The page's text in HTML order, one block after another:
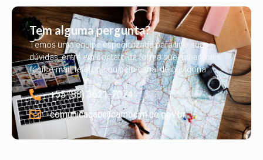
Tem alguma pergunta?
Temos uma equipe especializada para tirar suas
dúvidas, entre em contato da forma que achar mais
fácil, e-mail, telefone ou pelo canal de ouvidoria.
+55 (88) 3621-7074
comunicacao@camocim.ce.gov.br